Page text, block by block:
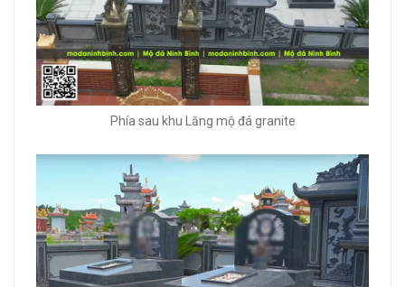
Phía sau khu Lăng mộ đá granite